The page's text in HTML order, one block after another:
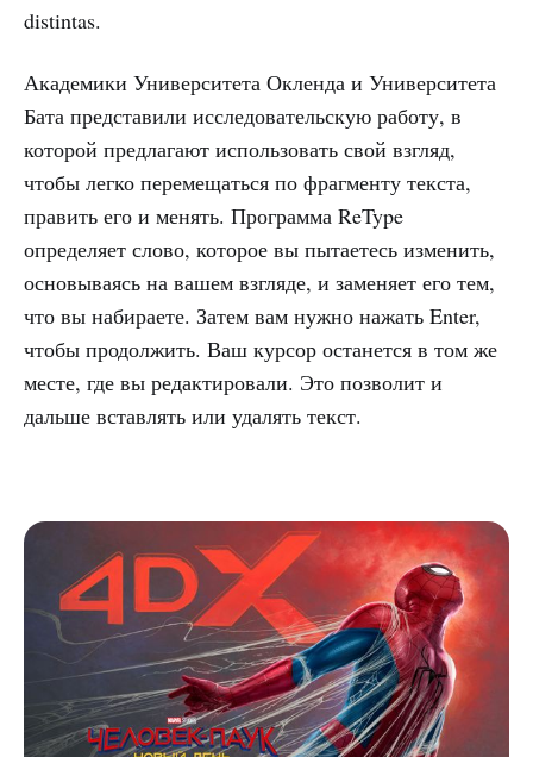
distintas.
Академики Университета Окленда и Университета
Бата представили исследовательскую работу, в
которой предлагают использовать свой взгляд,
чтобы легко перемещаться по фрагменту текста,
править его и менять. Программа ReType
определяет слово, которое вы пытаетесь изменить,
основываясь на вашем взгляде, и заменяет его тем,
что вы набираете. Затем вам нужно нажать Enter,
чтобы продолжить. Ваш курсор останется в том же
месте, где вы редактировали. Это позволит и
дальше вставлять или удалять текст.